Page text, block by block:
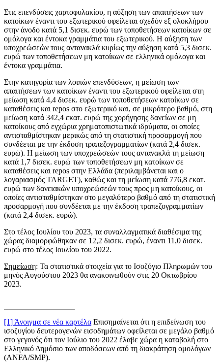
Στις επενδύσεις χαρτοφυλακίου, η αύξηση των απαιτήσεων των
κατοίκων έναντι του εξωτερικού οφείλεται σχεδόν εξ ολοκλήρου
στην άνοδο κατά 5,1 δισεκ. ευρώ των τοποθετήσεων κατοίκων σε
ομόλογα και έντοκα γραμμάτια του εξωτερικού. Η αύξηση των
υποχρεώσεών τους αντανακλά κυρίως την αύξηση κατά 5,3 δισεκ.
ευρώ των τοποθετήσεων μη κατοίκων σε ελληνικά ομόλογα και
έντοκα γραμμάτια.
Στην κατηγορία των λοιπών επενδύσεων, η μείωση των
απαιτήσεων των κατοίκων έναντι του εξωτερικού οφείλεται στη
μείωση κατά 4,4 δισεκ. ευρώ των τοποθετήσεων κατοίκων σε
καταθέσεις και repos στο εξωτερικό και, σε μικρότερο βαθμό, στη
μείωση κατά 342,4 εκατ. ευρώ της χορήγησης δανείων σε μη
κατοίκους από εγχώρια χρηματοπιστωτικά ιδρύματα, οι οποίες
αντισταθμίστηκαν μερικώς από τη στατιστική προσαρμογή που
συνδέεται με την έκδοση τραπεζογραμματίων (κατά 2,4 δισεκ.
ευρώ). Η μείωση των υποχρεώσεών τους αντανακλά τη μείωση
κατά 1,7 δισεκ. ευρώ των τοποθετήσεων μη κατοίκων σε
καταθέσεις και repos στην Ελλάδα (περιλαμβάνεται και ο
λογαριασμός TARGET), καθώς και τη μείωση κατά 776,8 εκατ.
ευρώ των δανειακών υποχρεώσεών τους προς μη κατοίκους, οι
οποίες αντισταθμίστηκαν στο μεγαλύτερο βαθμό από τη στατιστική
προσαρμογή που συνδέεται με την έκδοση τραπεζογραμματίων
(κατά 2,4 δισεκ. ευρώ).
Στο τέλος Ιουλίου του 2023, τα συναλλαγματικά διαθέσιμα της
χώρας διαμορφώθηκαν σε 12,2 δισεκ. ευρώ, έναντι 11,0 δισεκ.
ευρώ στο τέλος Ιουλίου του 2022.
Σημείωση: Τα στατιστικά στοιχεία για το Ισοζύγιο Πληρωμών του
μηνός Αυγούστου 2023 θα ανακοινωθούν στις 20 Οκτωβρίου
2023.
[1] Άνοιγμα σε νέα καρτέλα Επισημαίνεται ότι η επιδείνωση του
ισοζυγίου δευτερογενών εισοδημάτων οφείλεται σε μεγάλο βαθμό
στο γεγονός ότι τον Ιούλιο του 2022 έλαβε χώρα η καταβολή στο
Ελληνικό Δημόσιο των αποδόσεων από τη διακράτηση ομολόγων
(ANFA/SMP).